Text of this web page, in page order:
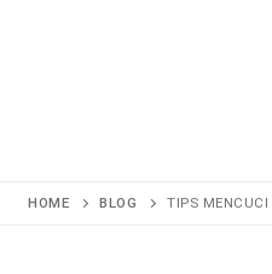
HOME BLOG TIPS MENCUCI